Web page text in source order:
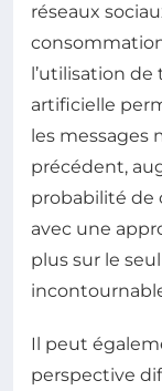
réseaux
l’utilisation
artificielle
les messages
précédent,
probabilité de
avec une
plus sur le
Il peut
perspective